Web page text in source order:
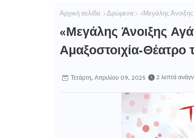
Αρχική σελίδα Δρώμενα «Μεγάλης
«Μεγάλης Άνοιξης
Αμαξοστοιχία-Θέατρο
Τετάρτη, Απριλίου 09, 2025 2 λεπτά